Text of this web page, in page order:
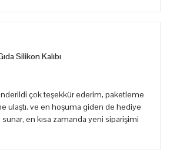
Silikon Kalıbı
çok teşekkür ederim, paketleme
ulaştı, ve en hoşuma giden de hediye
sunar, en kısa zamanda yeni siparişimi